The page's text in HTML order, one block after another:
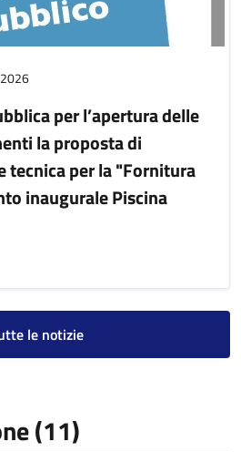
per l’apertura delle
la proposta di
tecnica per la "Fornitura
inaugurale Piscina
le notizie
(11)